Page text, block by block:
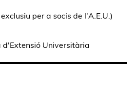
per a socis de l'A.E.U.)
d'Extensió Universitària